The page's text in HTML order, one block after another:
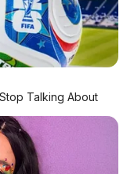
Matic.
barcode
solar
yang
"cumi darat"
Talking About